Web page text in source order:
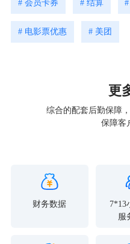
# 会员卡券 # 结算
# 电影票优惠 # 美团
更
综合的配套后勤保障
保障客
财务数据
7*13
服